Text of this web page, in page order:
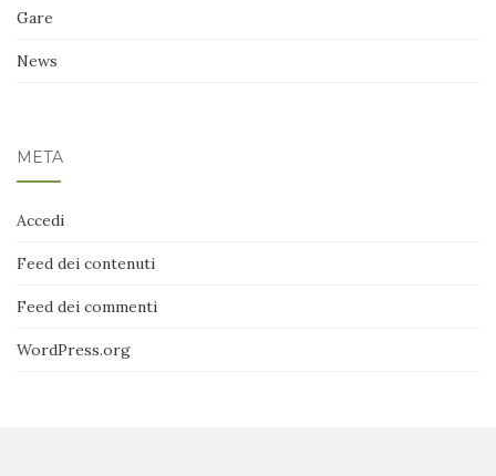
Gare
News
META
Accedi
Feed dei contenuti
Feed dei commenti
WordPress.org